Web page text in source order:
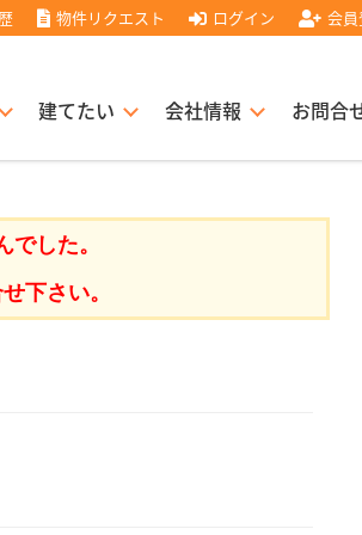
物件リクエスト ログイン 会
建てたい 会社情報
経営理念
お問合
住宅販売協力店募集
した。
下さい。